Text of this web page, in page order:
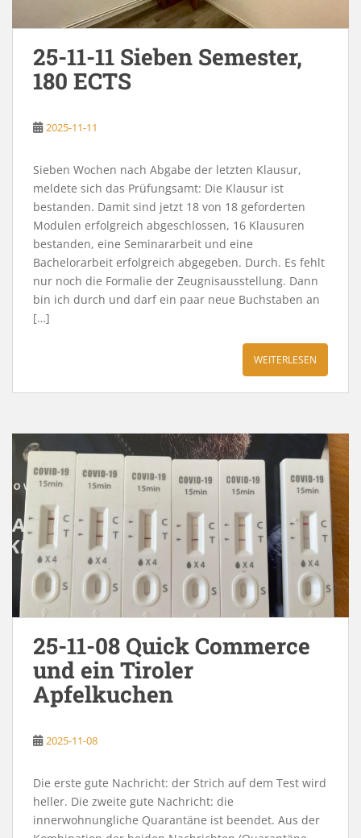
25-11-11 Sieben Semester,
180 ECTS
2025-11-11
Sieben Wochen nach Abgabe der letzten Klausur,
meldete sich das Prüfungsamt: Die Klausur ist
bestanden. Damit sind jetzt 18 von 18 geforderten
Modulen erfolgreich abgeschlossen, 16 Klausuren
bestanden, eine Seminararbeit und eine
Bachelorarbeit erfolgreich abgegeben. Durch. Es fehlt
nur noch die Formalie der Zeugnisausstellung. Dann
bin ich durch und darf ein paar neue Buchstaben an
[…]
WEITERLESEN
25-11-08 Quick Commerce
und ein Tiroler
Apfelkuchen
2025-11-08
Die erste gute Nachricht: der Strich auf dem Test wird
heller. Die zweite gute Nachricht: die
innerwohnungliche Quarantäne ist beendet. Aus der